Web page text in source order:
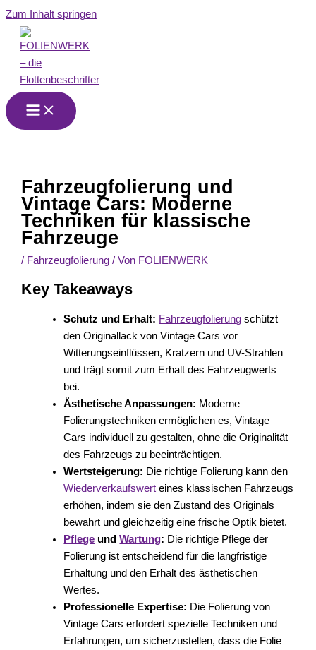
Zum Inhalt springen
Fahrzeugfolierung und
Vintage Cars: Moderne
Techniken für klassische
Fahrzeuge
/ Fahrzeugfolierung / Von FOLIENWERK
Key Takeaways
Schutz und Erhalt: Fahrzeugfolierung schützt
den Originallack von Vintage Cars vor
Witterungseinflüssen, Kratzern und UV-Strahlen
und trägt somit zum Erhalt des Fahrzeugwerts
bei.
Ästhetische Anpassungen: Moderne
Folierungstechniken ermöglichen es, Vintage
Cars individuell zu gestalten, ohne die Originalität
des Fahrzeugs zu beeinträchtigen.
Wertsteigerung: Die richtige Folierung kann den
Wiederverkaufswert eines klassischen Fahrzeugs
erhöhen, indem sie den Zustand des Originals
bewahrt und gleichzeitig eine frische Optik bietet.
Pflege undWartung: Die richtige Pflege der
Folierung ist entscheidend für die langfristige
Erhaltung und den Erhalt des ästhetischen
Wertes.
Professionelle Expertise: Die Folierung von
Vintage Cars erfordert spezielle Techniken und
Erfahrungen, um sicherzustellen, dass die Folie